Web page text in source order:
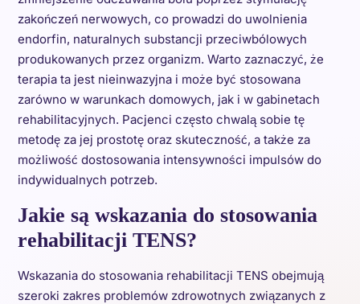
zakończeń nerwowych, co prowadzi do uwolnienia
endorfin, naturalnych substancji przeciwbólowych
produkowanych przez organizm. Warto zaznaczyć, że
terapia ta jest nieinwazyjna i może być stosowana
zarówno w warunkach domowych, jak i w gabinetach
rehabilitacyjnych. Pacjenci często chwalą sobie tę
metodę za jej prostotę oraz skuteczność, a także za
możliwość dostosowania intensywności impulsów do
indywidualnych potrzeb.
Jakie są wskazania do stosowania
rehabilitacji TENS?
Wskazania do stosowania rehabilitacji TENS obejmują
szeroki zakres problemów zdrowotnych związanych z